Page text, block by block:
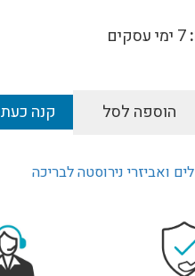
7 ימי עסקים
הוספה לסל קנה כעת
ואביזרי נירוסטה לבריכה